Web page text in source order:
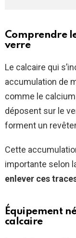
Comprendre
verre
Le calcaire qui
accumulation de
comme le
déposent sur le
forment un
Cette
importante selon
enlever ces
Équipement
calcaire